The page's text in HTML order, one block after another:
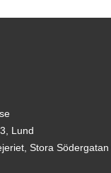
Lund
Stora